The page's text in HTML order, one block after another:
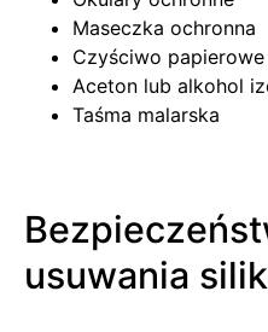
Maseczka ochronna
Czyściwo
Aceton lub alkohol
Taśma malarska
usuwania